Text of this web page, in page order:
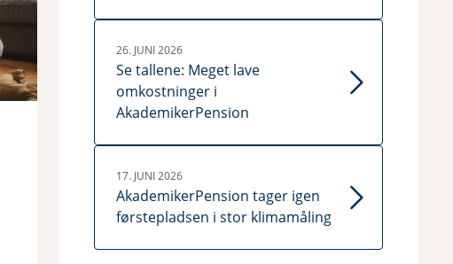
26. JUNI 2026
Se tallene: Meget lave
omkostninger i
AkademikerPension
17. JUNI 2026
AkademikerPension tager igen
førstepladsen i stor klimamåling